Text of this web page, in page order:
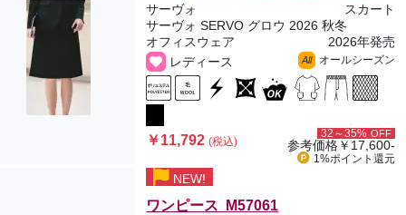
サーヴォ
スカート
サーヴォ SERVO グロウ 2026 秋冬
オフィスウェア
2026年発売
レディース
All オールシーズン
￥11,792(税込)
32～35% OFF
参考価格￥17,600-
1%ポイント 還元
NEW!
ワンピース M57061